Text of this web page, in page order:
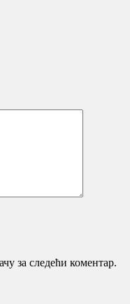
за следећи коментар.